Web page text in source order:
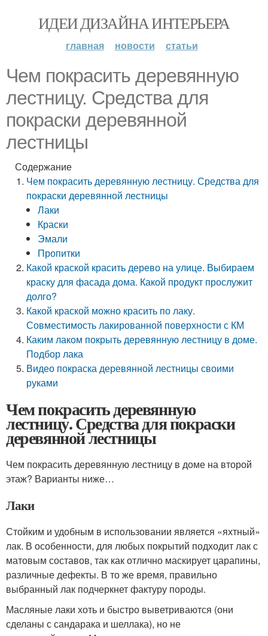
ИДЕИ ДИЗАЙНА ИНТЕРЬЕРА
главная новости статьи
Чем покрасить деревянную
лестницу. Средства для
покраски деревянной
лестницы
Содержание
Чем покрасить деревянную лестницу. Средства для
покраски деревянной лестницы
Лаки
Краски
Эмали
Пропитки
Какой краской красить дерево на улице. Выбираем
краску для фасада дома. Какой продукт прослужит
долго?
Какой краской можно красить по лаку.
Совместимость лакированной поверхности с КМ
Каким лаком покрыть деревянную лестницу в доме.
Подбор лака
Видео покраска деревянной лестницы своими
руками
Чем покрасить деревянную
лестницу. Средства для покраски
деревянной лестницы
Чем покрасить деревянную лестницу в доме на второй
этаж? Варианты ниже…
Лаки
Стойким и удобным в использовании является «яхтный»
лак. В особенности, для любых покрытий подходит лак с
матовым составов, так как отлично маскирует царапины,
различные дефекты. В то же время, правильно
выбранный лак подчеркнет фактуру породы.
Масляные лаки хоть и быстро выветриваются (они
сделаны с сандарака и шеллака), но не